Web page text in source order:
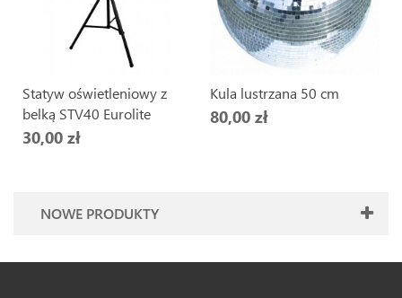
Statyw oświetleniowy z
belką STV40 Eurolite
30,00 zł
Kula lustrzana 50 cm
80,00 zł
NOWE PRODUKTY